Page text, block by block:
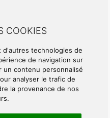
COOKIES
d'autres technologies de
de navigation sur
contenu personnalisé
analyser le trafic de
la provenance de nos